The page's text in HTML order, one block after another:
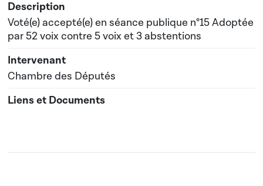
Voté(e) accepté(e) en séance publique n°15 Adoptée
par 52 voix contre 5 voix et 3 abstentions
Chambre des Députés